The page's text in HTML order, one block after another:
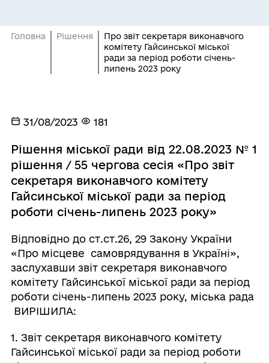
Головна Рішення
Про звіт секретаря виконавчого
комітету Гайсинської міської
ради за період роботи січень-
липень 2023 року
31/08/2023 181
Рішення міської ради від 22.08.2023 № 1
рішення / 55 чергова сесія «Про звіт
секретаря виконавчого комітету
Гайсинської міської ради за період
роботи січень-липень 2023 року»
Відповідно до ст.ст.26, 29 Закону України
«Про місцеве самоврядування в Україні»,
заслухавши звіт секретаря виконавчого
комітету Гайсинської міської ради за період
роботи січень-липень 2023 року, міська рада
ВИРІШИЛА:
1. Звіт секретаря виконавчого комітету
Гайсинської міської ради за період роботи